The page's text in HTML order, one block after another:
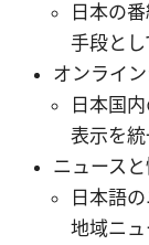
日本の
手段とし
オンライ
日本国
表示を統
ニュース
日本語
地域ニュ